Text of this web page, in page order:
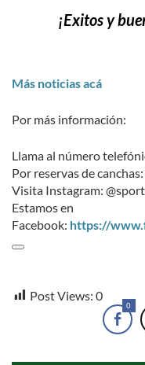
¡Exitos y
Más noticias acá
Por más información:
Llama al número
Por reservas de
Visita Instagram:
Estamos en
Facebook: https://
Post Views: 0
0